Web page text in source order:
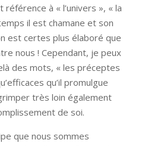
à « l’univers », « la
il est chamane et son
est certes plus élaboré que
nous ! Cependant, je peux
des mots, « les préceptes
qu’il promulgue
très loin également
de soi.
que nous sommes